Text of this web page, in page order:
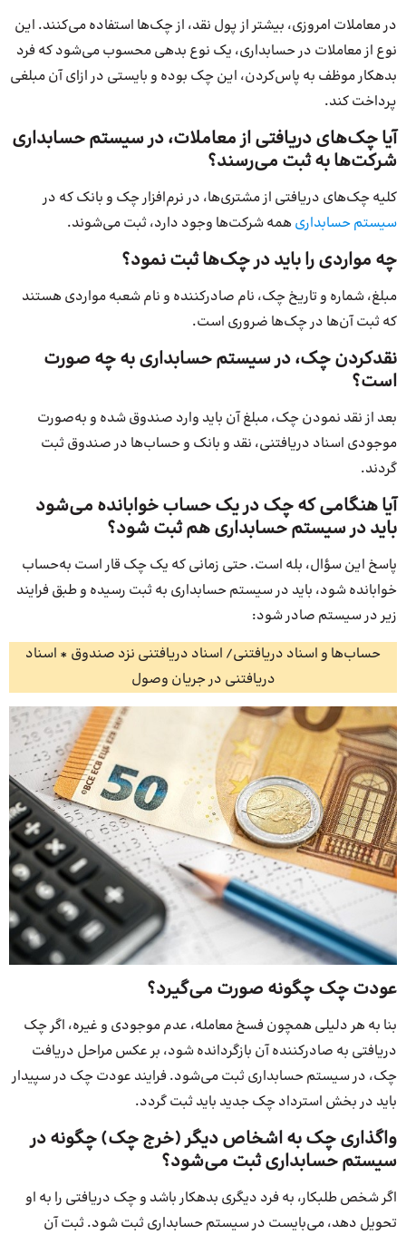
در معاملات امروزی، بیشتر از پول نقد، از چک‌ها استفاده می‌کنند. این
نوع از معاملات در حسابداری، یک نوع بدهی محسوب می‌شود که فرد
بدهکار موظف به پاس‌کردن، این چک بوده و بایستی در ازای آن مبلغی
پرداخت کند.
آیا چک‌های دریافتی از معاملات، در سیستم حسابداری
شرکت‌ها به ثبت می‌رسند؟
کلیه چک‌های دریافتی از مشتری‌ها، در نرم‌افزار چک و بانک که در
سیستم حسابداریهمه شرکت‌ها وجود دارد، ثبت می‌شوند.
چه مواردی را باید در چک‌ها ثبت نمود؟
مبلغ، شماره و تاریخ چک، نام صادرکننده و نام شعبه مواردی هستند
که ثبت آن‌ها در چک‌ها ضروری است.
نقدکردن چک، در سیستم حسابداری به چه صورت
است؟
بعد از نقد نمودن چک، مبلغ آن باید وارد صندوق شده و به‌صورت
موجودی اسناد دریافتنی، نقد و بانک و حساب‌ها در صندوق ثبت
گردند.
آیا هنگامی که چک در یک حساب خوابانده می‌شود
باید در سیستم حسابداری هم ثبت شود؟
پاسخ این سؤال، بله است. حتی زمانی که یک چک قار است به‌حساب
خوابانده شود، باید در سیستم حسابداری به ثبت رسیده و طبق فرایند
زیر در سیستم صادر شود:
حساب‌ها و اسناد دریافتنی/ اسناد دریافتنی نزد صندوق * اسناد
دریافتنی در جریان وصول
عودت چک چگونه صورت می‌گیرد؟
بنا به هر دلیلی همچون فسخ معامله، عدم موجودی و غیره، اگر چک
دریافتی به صادرکننده آن بازگردانده شود، بر عکس مراحل دریافت
چک، در سیستم حسابداری ثبت می‌شود. فرایند عودت چک در سپیدار
باید در بخش استرداد چک جدید باید ثبت گردد.
واگذاری چک به اشخاص دیگر (خرج چک) چگونه در
سیستم حسابداری ثبت می‌شود؟
اگر شخص طلبکار، به فرد دیگری بدهکار باشد و چک دریافتی را به او
تحویل دهد، می‌بایست در سیستم حسابداری ثبت شود. ثبت آن